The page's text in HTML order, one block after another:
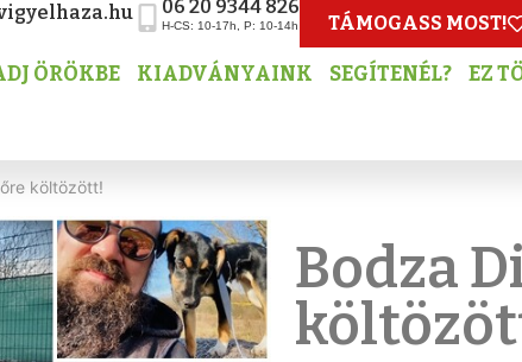
06 20 9344 826
H-CS: 10-17h, P: 10-14h TÁMOGASS MOST!
ÖRÖKBE KIADVÁNYAINK SEGÍTENÉL? EZ
költözött!
Bodza